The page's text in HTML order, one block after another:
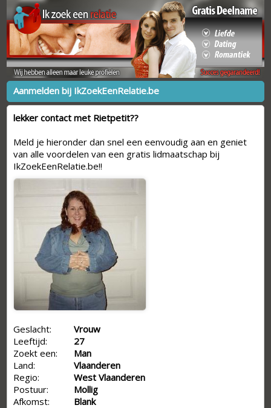
Aanmelden bij IkZoekEenRelatie.be
lekker contact met Rietpetit??
Meld je hieronder dan snel een eenvoudig aan en geniet
van alle voordelen van een gratis lidmaatschap bij
IkZoekEenRelatie.be!!
Geslacht:
Vrouw
Leeftijd:
27
Zoekt een:
Man
Land:
Vlaanderen
Regio:
West Vlaanderen
Postuur:
Mollig
Afkomst:
Blank